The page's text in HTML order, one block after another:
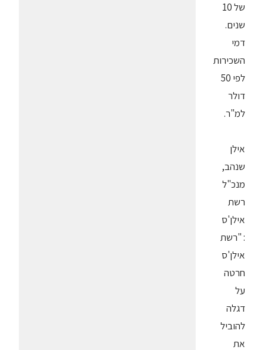
של 10
שנים.
דמי
השכירות
לפי 50
דולר
למ"ר.
אילן
שנהב,
מנכ"ל
רשת
אילן'ס
: "רשת
אילן'ס
חרטה
על
דגלה
להוביל
את